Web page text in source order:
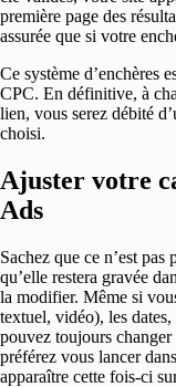
première page des
assurée que si votre
Ce système d’enchères
CPC. En définitive, à
lien, vous serez débité
choisi.
Ajuster votre
Ads
Sachez que ce n’est
qu’elle restera gravée
la modifier. Même si
textuel, vidéo), les
pouvez toujours
préférez vous lancer
apparaître cette fois-ci